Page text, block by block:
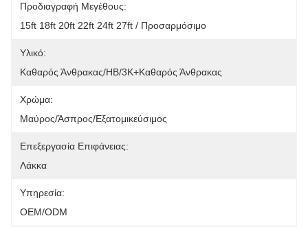
Προδιαγραφή Μεγέθους:
15ft 18ft 20ft 22ft 24ft 27ft / Προσαρμόσιμο
Υλικό:
Καθαρός Άνθρακας/HB/3K+καθαρός Άνθρακας
Χρώμα:
Μαύρος/άσπρος/εξατομικεύσιμος
Επεξεργασία Επιφάνειας:
Λάκκα
Υπηρεσία:
OEM/ODM